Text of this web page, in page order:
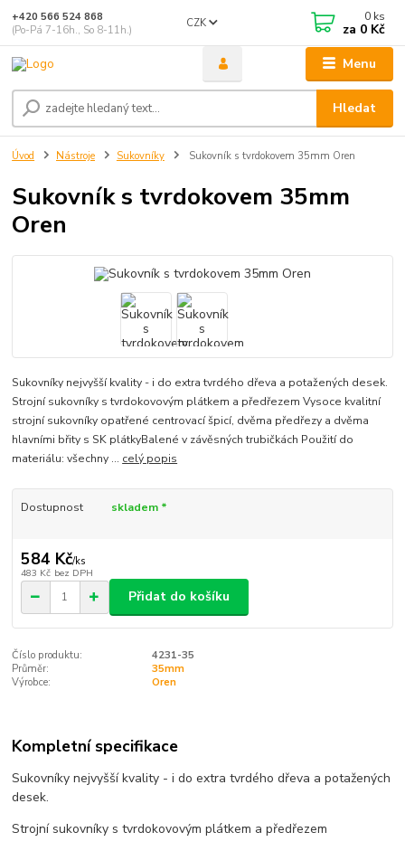
Menu
CZK
Hledat
+420 566 524 868
(Po-Pá 7-16h., So 8-11h.)
0 ks
za 0 Kč
Úvod Nástroje Sukovníky Sukovník s tvrdokovem 35mm Oren
Sukovník s tvrdokovem 35mm
Oren
Sukovníky nejvyšší kvality - i do extra tvrdého dřeva a potažených desek.
Strojní sukovníky s tvrdokovovým plátkem a předřezem Vysoce kvalitní
strojní sukovníky opatřené centrovací špicí, dvěma předřezy a dvěma
hlavními břity s SK plátkyBalené v závěsných trubičkách Použití do
materiálu: všechny ... celý popis
Dostupnost skladem *
584 Kč/ks
483 Kč bez DPH
Přidat do košíku
Číslo produktu:
4231-35
Průměr:
35mm
Výrobce:
Oren
Kompletní specifikace
Sukovníky nejvyšší kvality - i do extra tvrdého dřeva a potažených
desek.
Strojní sukovníky s tvrdokovovým plátkem a předřezem